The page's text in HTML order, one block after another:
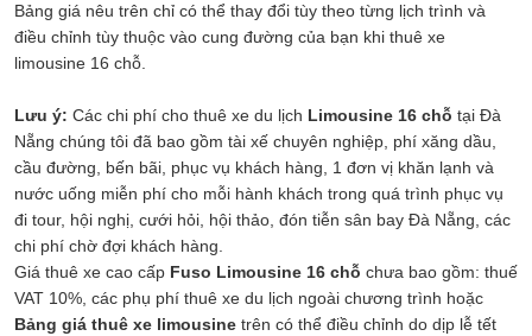
Bảng giá nêu trên chỉ có thể thay đổi tùy theo từng lịch trình và
điều chỉnh tùy thuộc vào cung đường của bạn khi thuê xe
limousine 16 chỗ.
Lưu ý: Các chi phí cho thuê xe du lịch Limousine 16 chỗ tại Đà
Nẵng chúng tôi đã bao gồm tài xế chuyên nghiệp, phí xăng dầu,
cầu đường, bến bãi, phục vụ khách hàng, 1 đơn vị khăn lạnh và
nước uống miễn phí cho mỗi hành khách trong quá trình phục vụ
đi tour, hội nghị, cưới hỏi, hội thảo, đón tiễn sân bay Đà Nẵng, các
chi phí chờ đợi khách hàng.
Giá thuê xe cao cấp Fuso Limousine 16 chỗ chưa bao gồm: thuế
VAT 10%, các phụ phí thuê xe du lịch ngoài chương trình hoặc
Bảng giá thuê xe limousine trên có thể điều chỉnh do dịp lễ tết